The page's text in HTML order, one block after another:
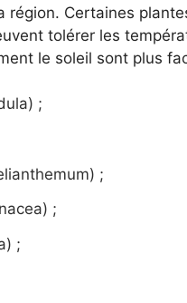
région. Certaines
tolérer les
le soleil sont plus
;
;
;
;